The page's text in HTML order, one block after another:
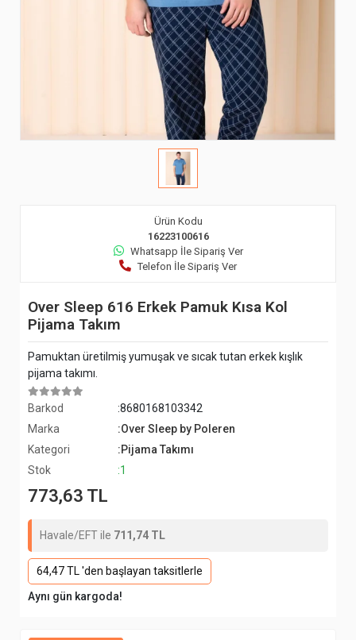
Ürün Kodu
16223100616
Whatsapp İle Sipariş Ver
Telefon İle Sipariş Ver
Over Sleep 616 Erkek Pamuk Kısa Kol
Pijama Takım
Pamuktan üretilmiş yumuşak ve sıcak tutan erkek kışlık
pijama takımı.
Barkod
:8680168103342
Marka
:Over Sleep by Poleren
Kategori
:Pijama Takımı
Stok
:1
773,63 TL
Havale/EFT ile 711,74 TL
64,47 TL 'den başlayan taksitlerle
Aynı gün kargoda!